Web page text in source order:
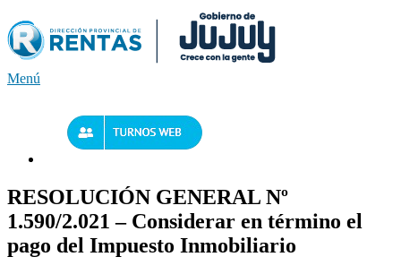
al
contenido
Menú
RESOLUCIÓN GENERAL Nº
1.590/2.021 – Considerar en término el
pago del Impuesto Inmobiliario